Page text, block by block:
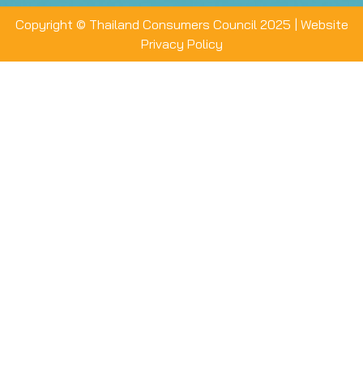
Copyright © Thailand Consumers Council 2025 | Website
Privacy Policy